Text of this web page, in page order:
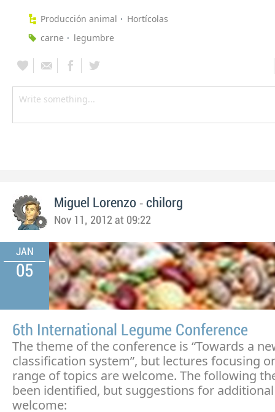
Producción animal
Hortícolas
carne
legumbre
Miguel Lorenzo - chilorg
Nov 11, 2012 at 09:22
JAN
05
6th International Legume Conference
The theme of the conference is “Towards a
classification system”, but lectures focusing
range of topics are welcome. The following
been identified, but suggestions for
welcome: